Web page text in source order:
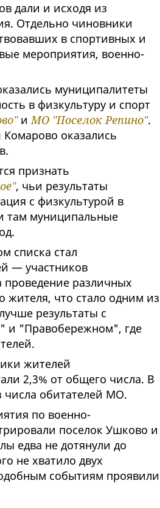
дали и исходя из
Отдельно чиновники
в спортивных и
мероприятия, военно-
муниципалитеты
в физкультуру и спорт
иМО "Поселок Репино".
оказались
признать
, чьи результаты
с физкультурой в
там муниципальные
списка стал
— участников
проведение различных
жителя, что стало одним из
результаты с
и "Правобережном", где
жителей
2,3% от общего числа. В
числа обитателей МО.
по военно-
поселок Ушково и
едва не дотянули до
не хватило двух
событиям проявили